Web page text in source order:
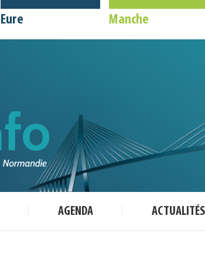
Eure Manche
AGENDA ACTUALITÉS